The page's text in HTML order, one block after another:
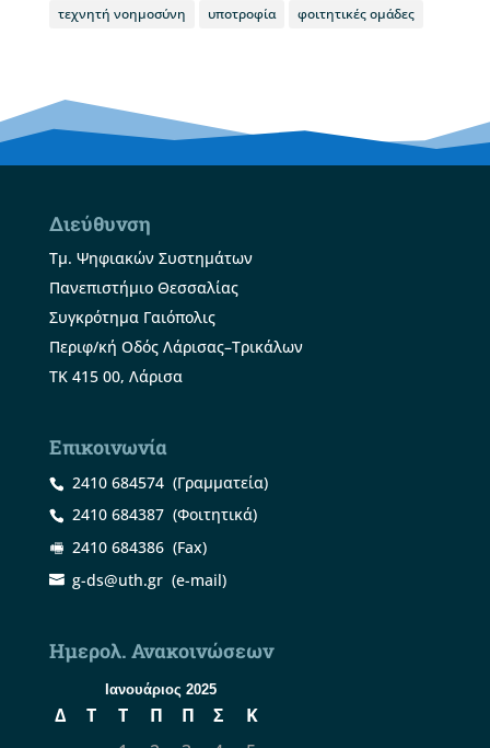
τεχνητή νοημοσύνη
υποτροφία φοιτητικές ομάδες
Διεύθυνση
Τμ. Ψηφιακών Συστημάτων
Πανεπιστήμιο Θεσσαλίας
Συγκρότημα Γαιόπολις
Περιφ/κή Οδός Λάρισας–Τρικάλων
ΤΚ 415 00, Λάρισα
Επικοινωνία
2410 684574(Γραμματεία)
2410 684387(Φοιτητικά)
2410 684386(Fax)
g-ds@uth.gr(e-mail)
Ημερολ. Ανακοινώσεων
Ιανουάριος 2025
Δ Τ Τ Π Π Σ
Κ